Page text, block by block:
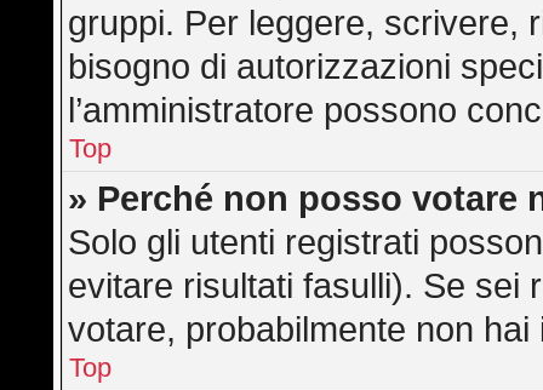
gruppi. Per leggere, scrivere,
bisogno di autorizzazioni
l’amministratore possono
Top
» Perché non posso votare
Solo gli utenti registrati
evitare risultati fasulli). Se sei
votare, probabilmente non hai
Top